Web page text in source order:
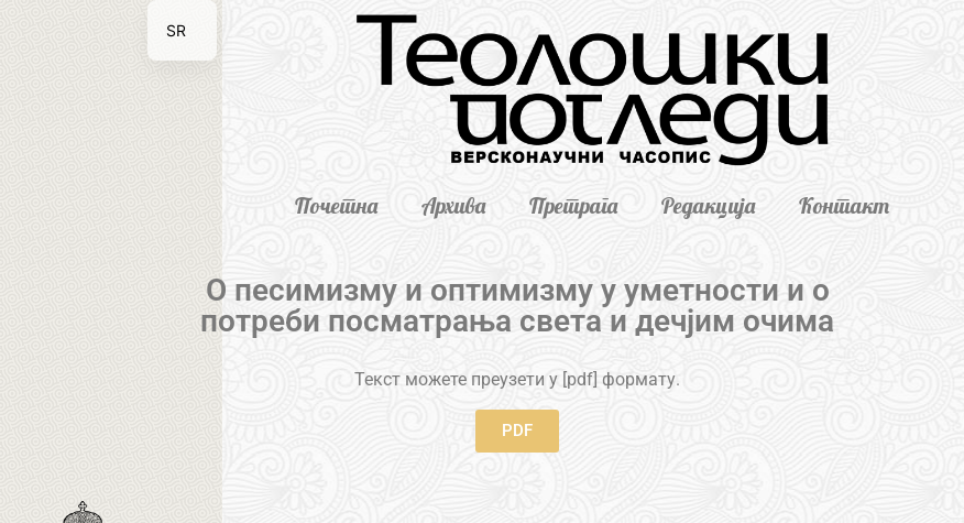
Почетна Архива Претрага Редакција Контакт
О песимизму и оптимизму у уметности и о
потреби посматрања света и дечјим очима
Текст можете преузети у [pdf] формату.
PDF
SR
EN